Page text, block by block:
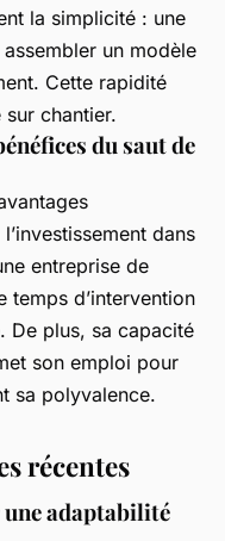
la simplicité : une
un modèle
Cette rapidité
sur chantier.
du saut de
dans
entreprise de
temps d’intervention
De plus, sa capacité
son emploi pour
sa polyvalence.
récentes
adaptabilité